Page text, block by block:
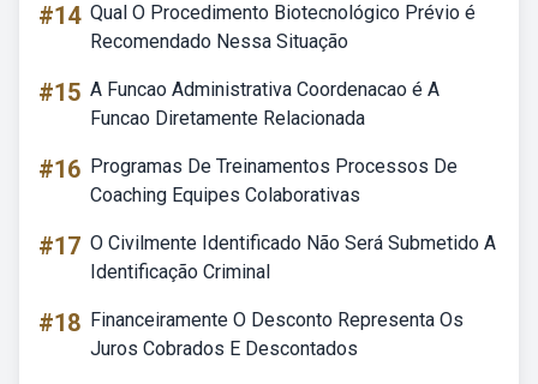
#14 Qual O Procedimento Biotecnológico Prévio é
Recomendado Nessa Situação
#15 A Funcao Administrativa Coordenacao é A
Funcao Diretamente Relacionada
#16 Programas De Treinamentos Processos De
Coaching Equipes Colaborativas
#17 O Civilmente Identificado Não Será Submetido A
Identificação Criminal
#18 Financeiramente O Desconto Representa Os
Juros Cobrados E Descontados